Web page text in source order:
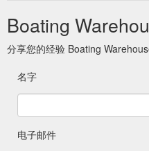
Boating
分享您的经验 Boating
名字
电子邮件